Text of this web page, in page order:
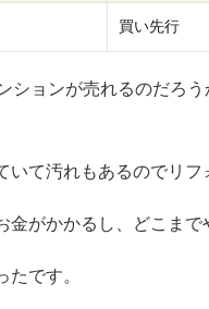
買い先行
ションが売れるのだろ
いて汚れもあるのでリ
金がかかるし、どこまで
たです。